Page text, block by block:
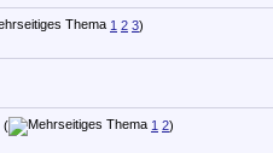
1 2 3)
( 1 2)